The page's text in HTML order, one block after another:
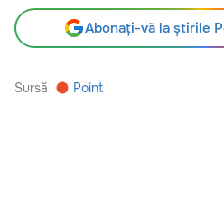
Abonați-vă la știrile
Sursă Point